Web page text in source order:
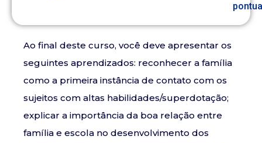
Ao final deste curso, você deve apresentar os
seguintes aprendizados: reconhecer a família
como a primeira instância de contato com os
sujeitos com altas habilidades/superdotação;
explicar a importância da boa relação entre
família e escola no desenvolvimento dos